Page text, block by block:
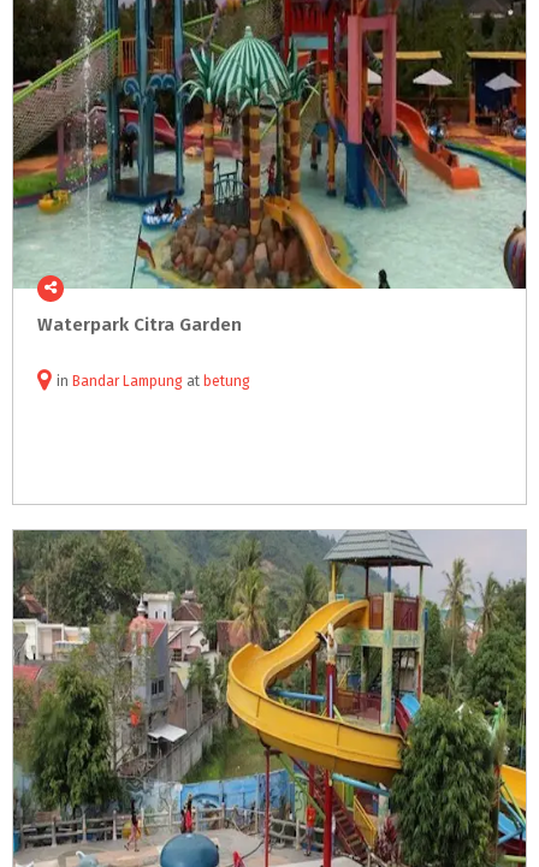
Waterpark Citra Garden
in Bandar Lampung at betung